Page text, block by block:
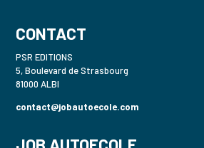
CONTACT
PSR EDITIONS
5, Boulevard de Strasbourg
81000 ALBI
contact@jobautoecole.com